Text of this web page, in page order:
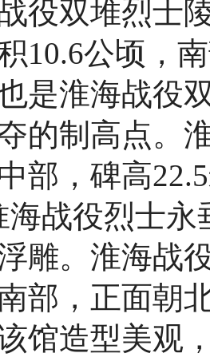
双堆烈士陵
10.6公顷，
是淮海战役
的制高点。
部，碑高
海战役烈士
雕。淮海战
部，正面朝
馆造型美观